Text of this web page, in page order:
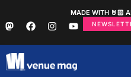
MADE WITH 🤘🏻